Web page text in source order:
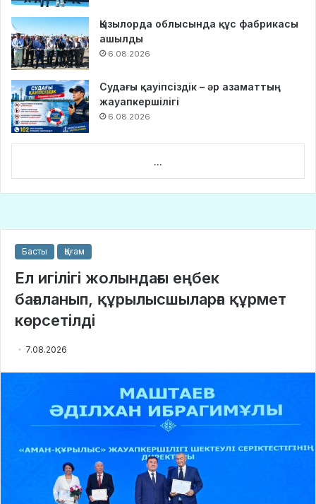
Қызылорда облысында құс фабрикасы
ашылды
6.08.2026
Судағы қауіпсіздік – әр азаматтың
жауапкершілігі
6.08.2026
...